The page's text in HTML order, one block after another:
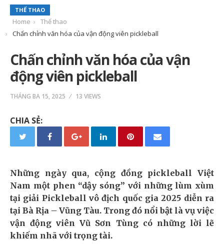
THỂ THAO
Home
Thể thao
Chấn chỉnh văn hóa của vận động viên pickleball
Chấn chỉnh văn hóa của vận
động viên pickleball
THÁNG BA 15, 2025 13 VIEWS
CHIA SẺ:
Những ngày qua, cộng đồng pickleball Việt
Nam một phen “dậy sóng” với những lùm xùm
tại giải Pickleball vô địch quốc gia 2025 diễn ra
tại Bà Rịa – Vũng Tàu. Trong đó nổi bật là vụ việc
vận động viên Vũ Sơn Tùng có những lời lẽ
khiếm nhã với trọng tài.